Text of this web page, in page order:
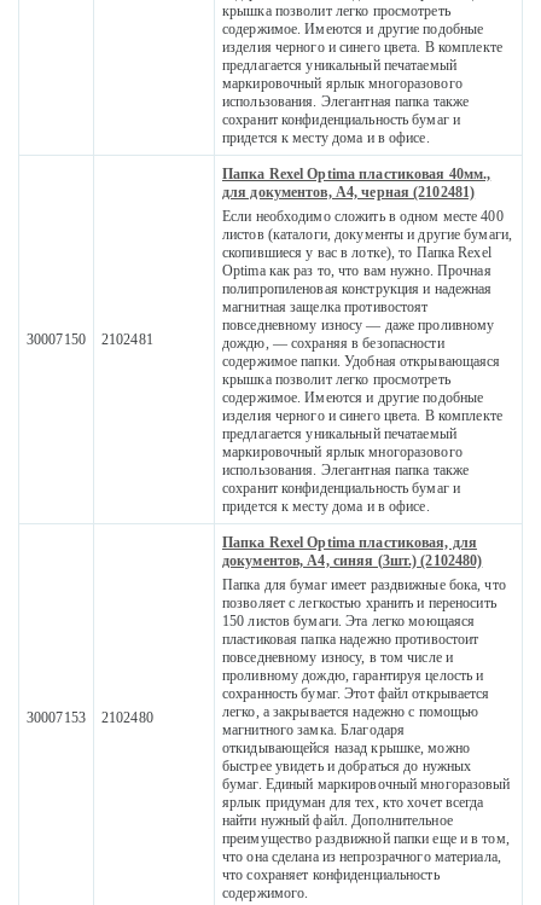
крышка позволит легко просмотреть
содержимое. Имеются и другие подобные
изделия черного и синего цвета. В комплекте
предлагается уникальный печатаемый
маркировочный ярлык многоразового
использования. Элегантная папка также
сохранит конфиденциальность бумаг и
придется к месту дома и в офисе.
30007150 2102481
Папка Rexel Optima пластиковая 40мм.,
для документов, A4, черная (2102481)
Если необходимо сложить в одном месте 400
листов (каталоги, документы и другие бумаги,
скопившиеся у вас в лотке), то Папка Rexel
Optima как раз то, что вам нужно. Прочная
полипропиленовая конструкция и надежная
магнитная защелка противостоят
повседневному износу — даже проливному
дождю, — сохраняя в безопасности
содержимое папки. Удобная открывающаяся
крышка позволит легко просмотреть
содержимое. Имеются и другие подобные
изделия черного и синего цвета. В комплекте
предлагается уникальный печатаемый
маркировочный ярлык многоразового
использования. Элегантная папка также
сохранит конфиденциальность бумаг и
придется к месту дома и в офисе.
30007153 2102480
Папка Rexel Optima пластиковая, для
документов, A4, синяя (3шт.) (2102480)
Папка для бумаг имеет раздвижные бока, что
позволяет с легкостью хранить и переносить
150 листов бумаги. Эта легко моющаяся
пластиковая папка надежно противостоит
повседневному износу, в том числе и
проливному дождю, гарантируя целость и
сохранность бумаг. Этот файл открывается
легко, а закрывается надежно с помощью
магнитного замка. Благодаря
откидывающейся назад крышке, можно
быстрее увидеть и добраться до нужных
бумаг. Единый маркировочный многоразовый
ярлык придуман для тех, кто хочет всегда
найти нужный файл. Дополнительное
преимущество раздвижной папки еще и в том,
что она сделана из непрозрачного материала,
что сохраняет конфиденциальность
содержимого.